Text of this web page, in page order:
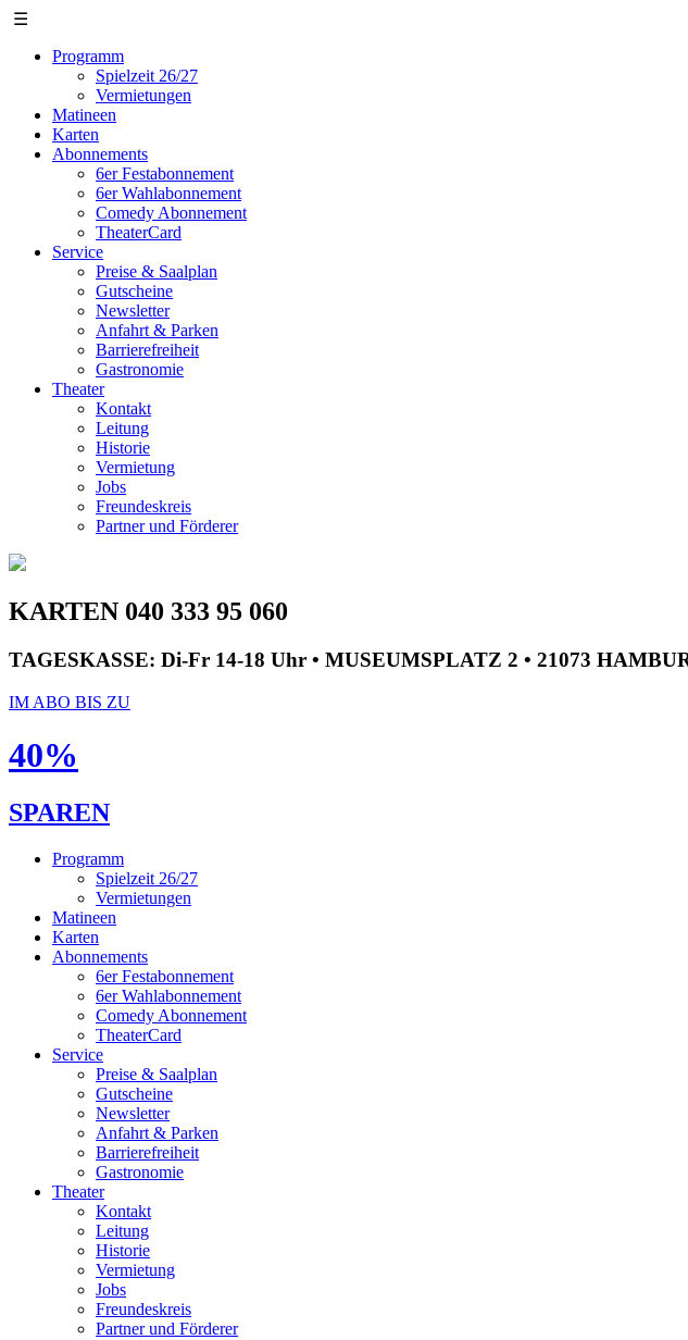
☰
Programm
Spielzeit 26/27
Vermietungen
Matineen
Karten
Abonnements
6er Festabonnement
6er Wahlabonnement
Comedy Abonnement
TheaterCard
Service
Preise & Saalplan
Gutscheine
Newsletter
Anfahrt & Parken
Barrierefreiheit
Gastronomie
Theater
Kontakt
Leitung
Historie
Vermietung
Jobs
Freundeskreis
Partner und Förderer
KARTEN 040 333 95 060
TAGESKASSE: Di-Fr 14-18 Uhr • MUSEUMSPLATZ 2 • 21073
IM ABO BIS ZU
40%
SPAREN
Programm
Spielzeit 26/27
Vermietungen
Matineen
Karten
Abonnements
6er Festabonnement
6er Wahlabonnement
Comedy Abonnement
TheaterCard
Service
Preise & Saalplan
Gutscheine
Newsletter
Anfahrt & Parken
Barrierefreiheit
Gastronomie
Theater
Kontakt
Leitung
Historie
Vermietung
Jobs
Freundeskreis
Partner und Förderer